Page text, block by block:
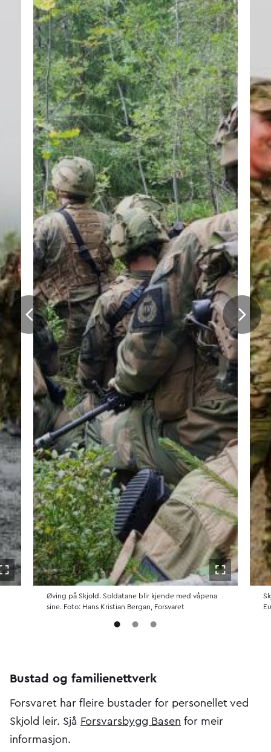
Åpne i fullskjerm Åpne i
Øving på Skjold. Soldatane blir kjende med våpena
sine. Foto: Hans Kristian Bergan, Forsvaret
Bustad og familienettverk
Forsvaret har fleire bustader for personellet ved
Skjold leir. Sjå Forsvarsbygg Basen for meir
informasjon.